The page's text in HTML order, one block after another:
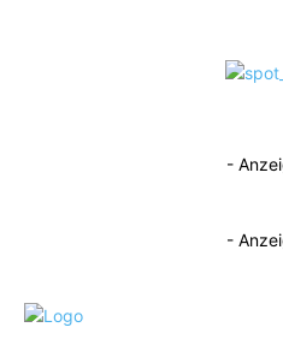
-
-